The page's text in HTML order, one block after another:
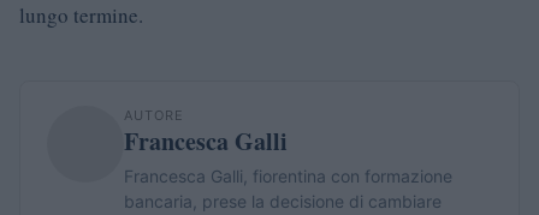
lungo termine.
AUTORE
Francesca Galli
Francesca Galli, fiorentina con formazione
bancaria, prese la decisione di cambiare